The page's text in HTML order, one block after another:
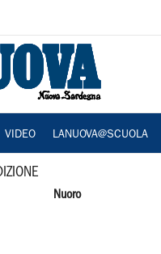
VIDEO LANUOVA@SCUOLA
Nuoro